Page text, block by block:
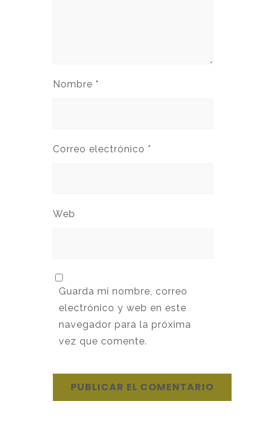
Nombre *
Correo electrónico *
Web
Guarda mi nombre, correo
electrónico y web en este
navegador para la próxima
vez que comente.